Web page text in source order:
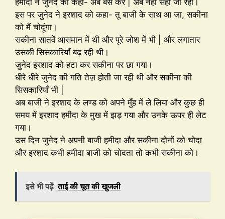
इस पर जुनेद ने इरशाद को कहा- तू बाजी के साथ आ जा, सकीना
को मैं चोदूंगा।
सकीना सातवें आसमान में थी और पूरे जोश में भी | और लगातार
उसकी सिसकारियाँ बढ़ रही थी।
जुनेद इरशाद को हटा कर सकीना पर छा गया।
धीरे धीरे जुनेद की गति तेज़ होती जा रही थी और सकीना की
सिसकारियाँ भी |
अब बाजी ने इरशाद के लण्ड को अपने मुँह में ले लिया और कुछ ही
समय में इरशाद हमीदा के मुख में झड़ गया और उनके ऊपर ही लेट
गया।
उस दिन जुनेद ने अपनी बाजी हमीदा और सकीना दोनों को चोदा
और इरशाद कभी हमीदा बाजी को चोदता तो कभी सकीना को।
इसे भी पढ़ें ताई की चूत की खुजली